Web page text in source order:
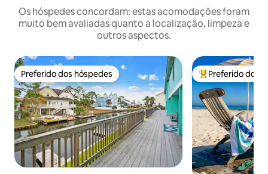
Os hóspedes concordam: estas acomodações foram
muito bem avaliadas quanto a localização, limpeza e
outros aspectos.
Preferido dos hóspedes
Preferido dos hóspedes Entre os
Preferido dos